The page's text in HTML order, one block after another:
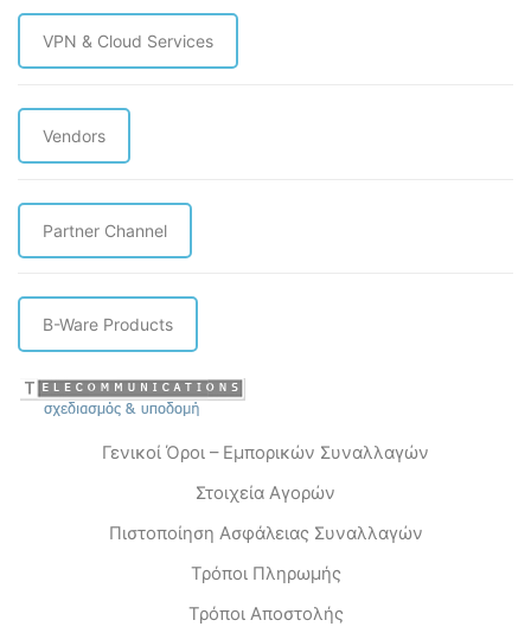
VPN & Cloud Services
Vendors
Partner Channel
B-Ware Products
Γενικοί Όροι – Εμπορικών Συναλλαγών
Στοιχεία Αγορών
Πιστοποίηση Ασφάλειας Συναλλαγών
Τρόποι Πληρωμής
Τρόποι Αποστολής